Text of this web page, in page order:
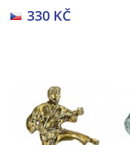
330 KČ